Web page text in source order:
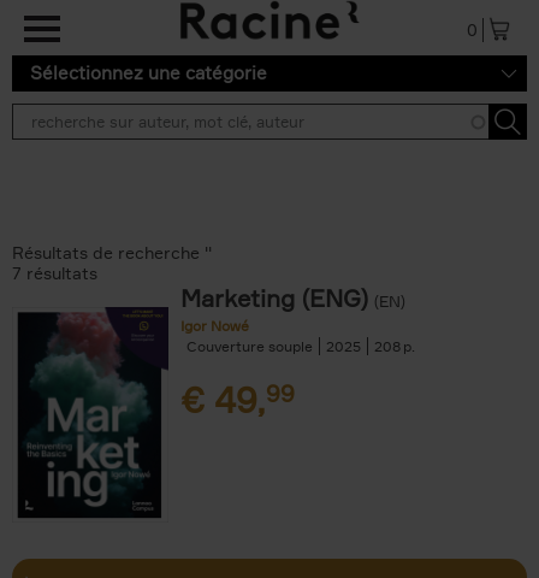
Aller au contenu principal
0
Sélectionnez une catégorie
Résultats de recherche ''
7 résultats
Marketing (ENG) (EN)
Igor Nowé
Couverture souple
2025 208
€ 49,99